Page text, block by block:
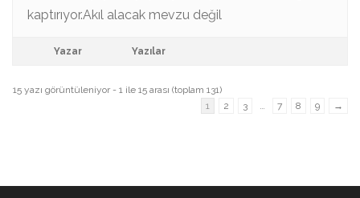
kaptırıyor.Akıl alacak mevzu değil
Yazar Yazılar
15 yazı görüntüleniyor - 1 ile 15 arası (toplam 131)
1
2 3 … 7 8 9 →